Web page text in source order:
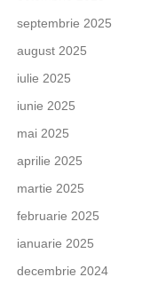
septembrie 2025
august 2025
iulie 2025
iunie 2025
mai 2025
aprilie 2025
martie 2025
februarie 2025
ianuarie 2025
decembrie 2024